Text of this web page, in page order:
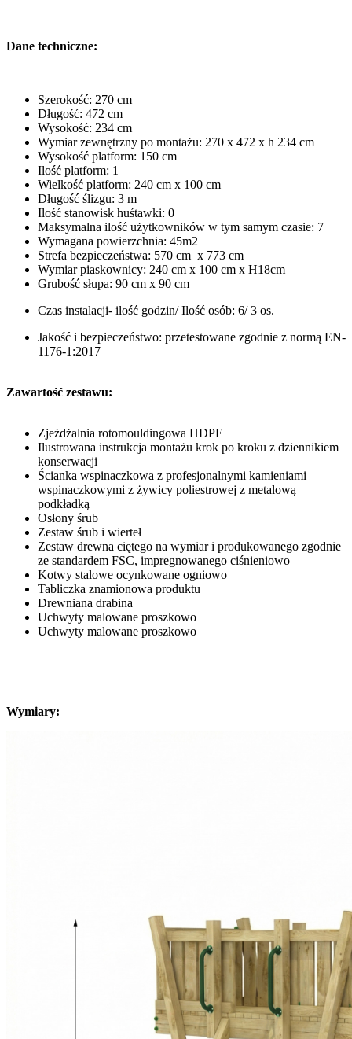
Dane techniczne:
Szerokość: 270 cm
Długość: 472 cm
Wysokość: 234 cm
Wymiar zewnętrzny po montażu: 270 x 472 x h 234 cm
Wysokość platform: 150 cm
Ilość platform: 1
Wielkość platform: 240 cm x 100 cm
Długość ślizgu: 3 m
Ilość stanowisk huśtawki: 0
Maksymalna ilość użytkowników w tym samym czasie: 7
Wymagana powierzchnia: 45m2
Strefa bezpieczeństwa: 570 cm x 773 cm
Wymiar piaskownicy: 240 cm x 100 cm x H18cm
Grubość słupa: 90 cm x 90 cm
Czas instalacji- ilość godzin/ Ilość osób: 6/ 3 os.
Jakość i bezpieczeństwo: przetestowane zgodnie z normą EN-
1176-1:2017
Zawartość zestawu:
Zjeżdżalnia rotomouldingowa HDPE
Ilustrowana instrukcja montażu krok po kroku z dziennikiem
konserwacji
Ścianka wspinaczkowa z profesjonalnymi kamieniami
wspinaczkowymi z żywicy poliestrowej z metalową
podkładką
Osłony śrub
Zestaw śrub i wierteł
Zestaw drewna ciętego na wymiar i produkowanego zgodnie
ze standardem FSC, impregnowanego ciśnieniowo
Kotwy stalowe ocynkowane ogniowo
Tabliczka znamionowa produktu
Drewniana drabina
Uchwyty malowane proszkowo
Uchwyty malowane proszkowo
Wymiary: